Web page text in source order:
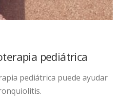
pediátrica
pediátrica puede ayudar